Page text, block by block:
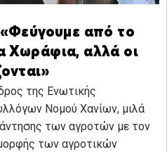
από το
Χωράφια, αλλά οι
της Ενωτικής
Νομού Χανίων, μιλά
των αγροτών με τον
των αγροτικών